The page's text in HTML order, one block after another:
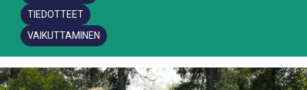
TIEDOTTEET
VAIKUTTAMINEN